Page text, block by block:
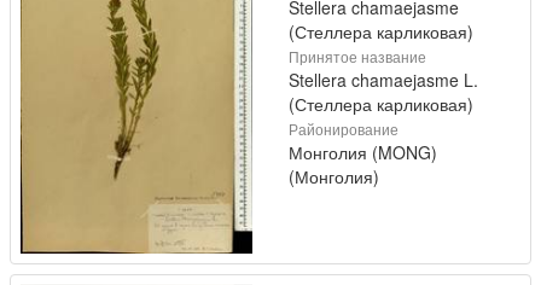
Stellera chamaejasme
(Стеллера карликовая)
Принятое название
Stellera chamaejasme L.
(Стеллера карликовая)
Районирование
Монголия (MONG)
(Монголия)